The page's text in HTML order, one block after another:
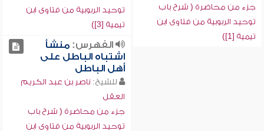
جزء من محاضرة ( شرح باب
توحيد الربوبية من فتاوى ابن
تيمية [1])
توحيد الربوبية من فتاوى ابن
تيمية [3])
الفهرس:منشأ
اشتباه الباطل على
أهل الباطل
للشيخ: ناصر بن عبد الكريم
العقل
جزء من محاضرة ( شرح باب
توحيد الربوبية من فتاوى ابن